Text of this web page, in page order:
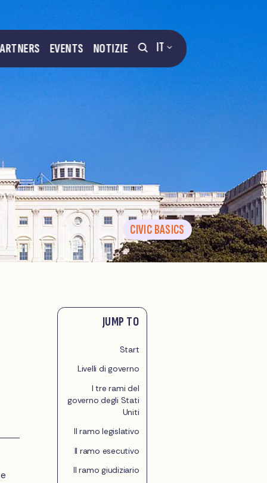
IT
EVENTS NOTIZIE
CIVIC BASICS
JUMP TO
Start
Livelli di governo
I tre rami del
governo degli Stati
Uniti
Il ramo legislativo
Il ramo esecutivo
Il ramo giudiziario